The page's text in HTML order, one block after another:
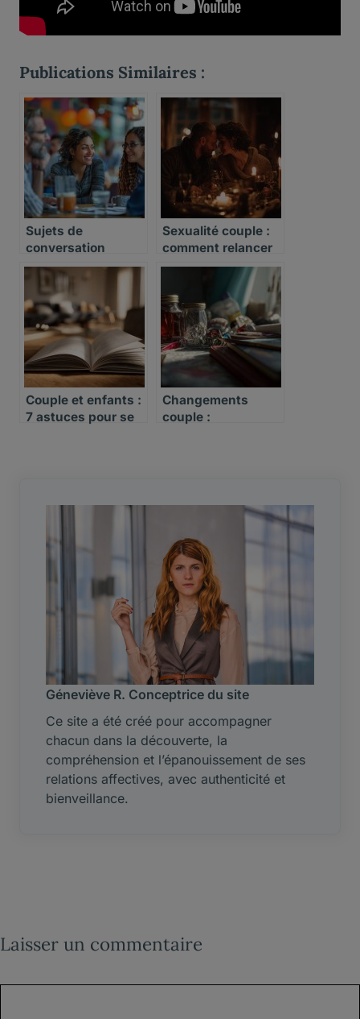
Publications Similaires :
Sujets de
conversation
Sexualité couple :
comment relancer
le désir
Couple et enfants :
7 astuces pour se
Changements
couple :
Géneviève R. Conceptrice du site
Ce site a été créé pour accompagner
chacun dans la découverte, la
compréhension et l’épanouissement de ses
relations affectives, avec authenticité et
bienveillance.
Laisser un commentaire